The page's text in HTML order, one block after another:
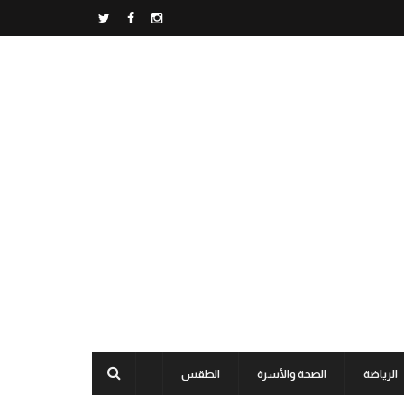
الرياضة الصحة والأسرة الطقس